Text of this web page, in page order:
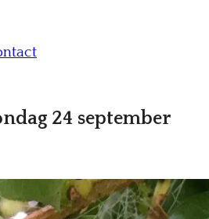
24 september